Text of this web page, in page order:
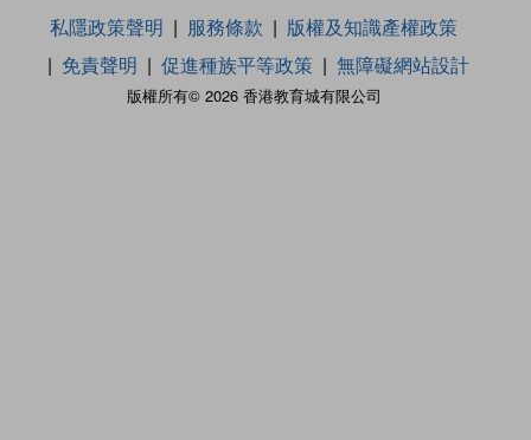
版權所有© 2026 香港教育城有限公司
私隱政策聲明 服務條款
版權及知識產權政策
免責聲明
促進種族平等政策 無障礙網站設計